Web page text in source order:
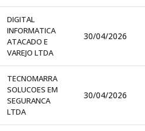
DIGITAL
INFORMATICA
ATACADO E
VAREJO LTDA
30/04/2026
TECNOMARRA
SOLUCOES EM
SEGURANCA
LTDA
30/04/2026